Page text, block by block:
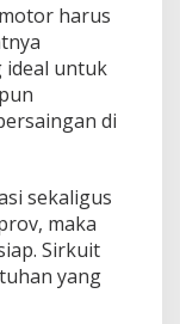
harus
ideal untuk
di
sekaligus
maka
Sirkuit
yang